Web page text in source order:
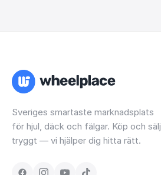
Sveriges smartaste marknadsplats
för hjul, däck och fälgar. Köp och sälj
tryggt — vi hjälper dig hitta rätt.